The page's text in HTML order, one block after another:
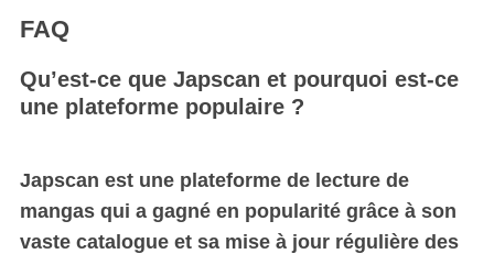
FAQ
Qu’est-ce que Japscan et pourquoi est-ce
une plateforme populaire ?
Japscan est une plateforme de lecture de
mangas qui a gagné en popularité grâce à son
vaste catalogue et sa mise à jour régulière des